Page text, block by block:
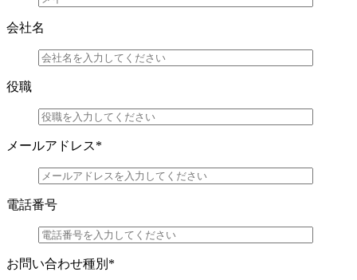
会社名
役職
メールアドレス*
電話番号
お問い合わせ種別 *